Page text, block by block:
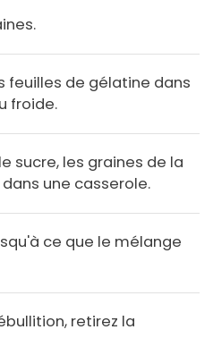
feuilles de gélatine dans
froide.
sucre, les graines de la
une casserole.
ce que le mélange
retirez la